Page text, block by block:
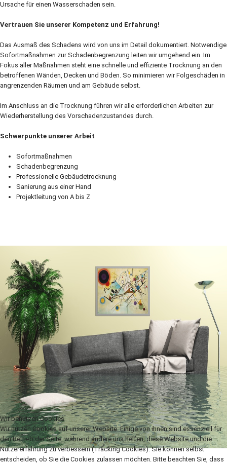
Ursache für einen Wasserschaden sein.
Vertrauen Sie unserer Kompetenz und Erfahrung!
Das Ausmaß des Schadens wird von uns im Detail dokumentiert. Notwendige
Sofortmaßnahmen zur Schadenbegrenzung leiten wir umgehend ein. Im
Fokus aller Maßnahmen steht eine schnelle und effiziente Trocknung an den
betroffenen Wänden, Decken und Böden. So minimieren wir Folgeschäden in
angrenzenden Räumen und am Gebäude selbst.
Im Anschluss an die Trocknung führen wir alle erforderlichen Arbeiten zur
Wiederherstellung des Vorschadenzustandes durch.
Schwerpunkte unserer Arbeit
Sofortmaßnahmen
Schadenbegrenzung
Professionelle Gebäudetrocknung
Sanierung aus einer Hand
Projektleitung von A bis Z
Wir benutzen Cookies
Wir nutzen Cookies auf unserer Website. Einige von ihnen sind essenziell für
den Betrieb der Seite, während andere uns helfen, diese Website und die
Nutzererfahrung zu verbessern (Tracking Cookies). Sie können selbst
entscheiden, ob Sie die Cookies zulassen möchten. Bitte beachten Sie, dass